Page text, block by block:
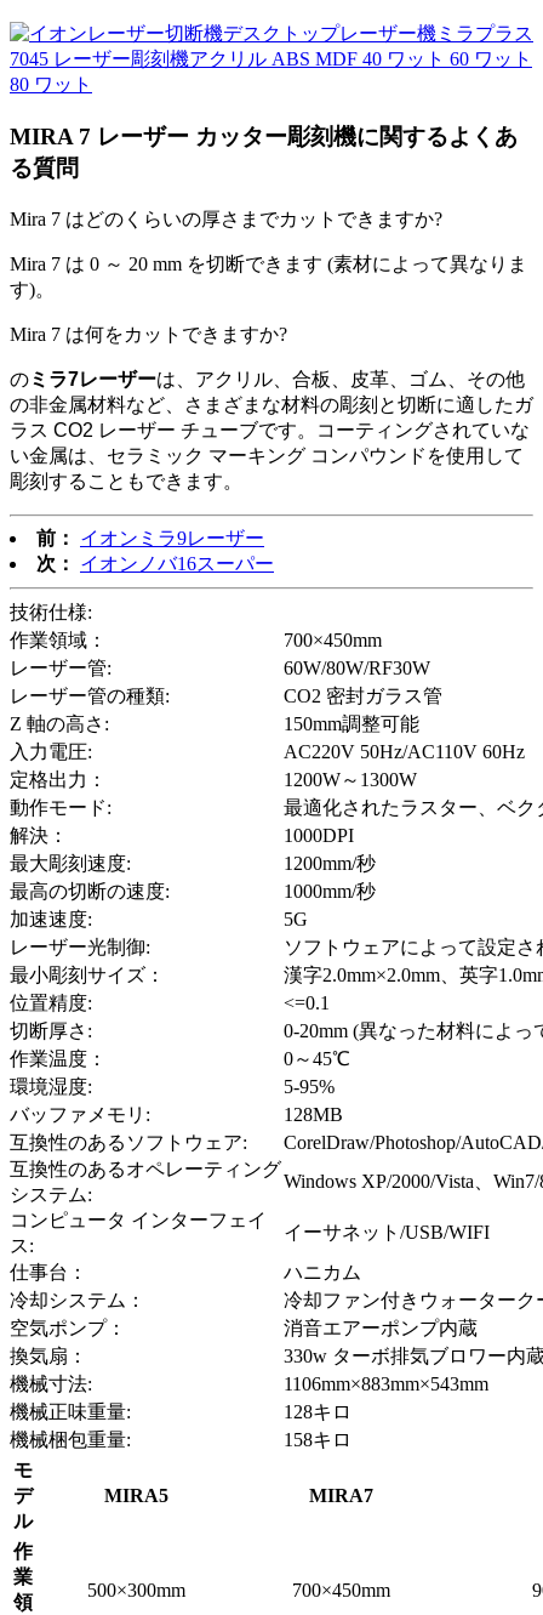
MIRA 7 レーザー カッター彫刻機に関するよくあ
る質問
Mira 7 はどのくらいの厚さまでカットできますか?
Mira 7 は 0 ～ 20 mm を切断できます (素材によって異なりま
す)。
Mira 7 は何をカットできますか?
のミラ7レーザーは、アクリル、合板、皮革、ゴム、その他
の非金属材料など、さまざまな材料の彫刻と切断に適したガ
ラス CO2 レーザー チューブです。コーティングされていな
い金属は、セラミック マーキング コンパウンドを使用して
彫刻することもできます。
前：
イオンミラ9レーザー
次：
イオンノバ16スーパー
技術仕様:
作業領域：
700×450mm
レーザー管:
60W/80W/RF30W
レーザー管の種類:
CO2 密封ガラス管
Z 軸の高さ:
150mm調整可能
入力電圧:
AC220V 50Hz/AC110V 60Hz
定格出力：
1200W～1300W
動作モード:
最適化されたラスター、ベ
解決：
1000DPI
最大彫刻速度:
1200mm/秒
最高の切断の速度:
1000mm/秒
加速速度:
5G
レーザー光制御:
ソフトウェアによって設定さ
最小彫刻サイズ：
漢字2.0mm×2.0mm、英字
位置精度:
<=0.1
切断厚さ:
0-20mm (異なった材料によっ
作業温度：
0～45℃
環境湿度:
5-95%
バッファメモリ:
128MB
互換性のあるソフトウェア:
CorelDraw/Photoshop/
互換性のあるオペレーティング
システム:
Windows XP/2000/Vista、
コンピュータ インターフェイ
ス:
イーサネット/USB/WIFI
仕事台：
ハニカム
冷却システム：
冷却ファン付きウォーターク
空気ポンプ：
消音エアーポンプ内蔵
換気扇：
330w ターボ排気ブロワー内
機械寸法:
1106mm×883mm×543mm
機械正味重量:
128キロ
機械梱包重量:
158キロ
モ
デ
ル
MIRA5 MIRA7
作
業
領
500×300mm 700×450mm